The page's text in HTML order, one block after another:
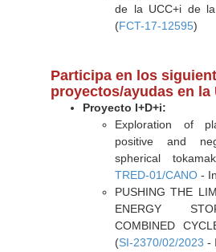
de la UCC+i de
(FCT-17-12595)
Participa en los
proyectos/ayudas en la
Proyecto I+D+i:
Exploration of
positive and
spherical
TRED-01/CANO-
PUSHING THE
ENERGY
COMBINED
(SI-2370/02/2023 -